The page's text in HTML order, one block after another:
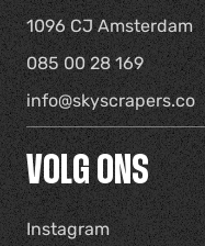
1096 CJ Amsterdam
085 00 28 169
info@skyscrapers.co
VOLG ONS
Instagram